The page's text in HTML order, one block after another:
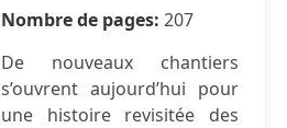
Nombre de pages: 207
De nouveaux chantiers
s’ouvrent aujourd’hui pour
une histoire revisitée des